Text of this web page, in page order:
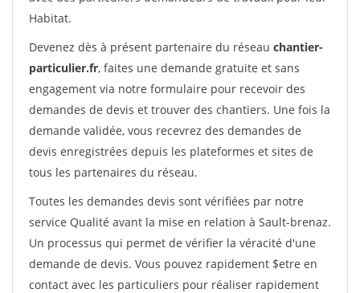
Habitat.
Devenez dès à présent partenaire du réseau chantier-
particulier.fr, faites une demande gratuite et sans
engagement via notre formulaire pour recevoir des
demandes de devis et trouver des chantiers. Une fois la
demande validée, vous recevrez des demandes de
devis enregistrées depuis les plateformes et sites de
tous les partenaires du réseau.
Toutes les demandes devis sont vérifiées par notre
service Qualité avant la mise en relation à Sault-brenaz.
Un processus qui permet de vérifier la véracité d'une
demande de devis. Vous pouvez rapidement $etre en
contact avec les particuliers pour réaliser rapidement